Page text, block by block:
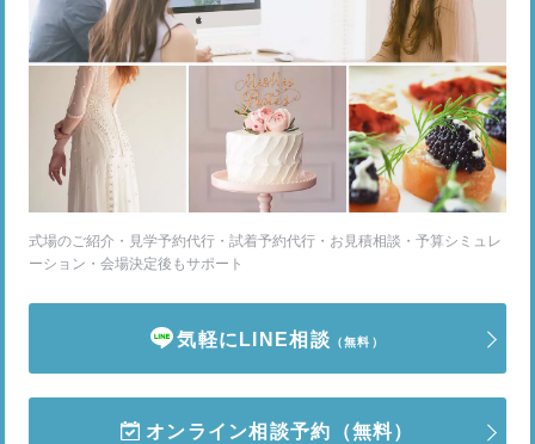
式場のご紹介・見学予約代行・試着予約代行・お見積相談・予算シミュレ
ーション・会場決定後もサポート
気軽にLINE相談 （無料）
オンライン相談予約 （無料）